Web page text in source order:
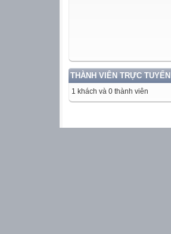
THÀNH VIÊN TRỰC TUYẾN
1 khách và 0 thành viên